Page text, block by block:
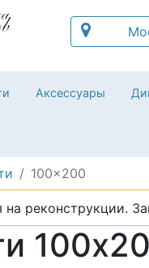
Аксессуары
100x200
на реконструкции.